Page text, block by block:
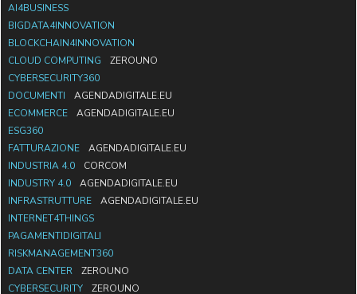
AI4BUSINESS
BIGDATA4INNOVATION
BLOCKCHAIN4INNOVATION
CLOUD COMPUTING
ZEROUNO
CYBERSECURITY360
DOCUMENTI
AGENDADIGITALE.EU
ECOMMERCE
AGENDADIGITALE.EU
ESG360
FATTURAZIONE
AGENDADIGITALE.EU
INDUSTRIA 4.0
CORCOM
INDUSTRY 4.0
AGENDADIGITALE.EU
INFRASTRUTTURE
AGENDADIGITALE.EU
INTERNET4THINGS
PAGAMENTIDIGITALI
RISKMANAGEMENT360
DATA CENTER
ZEROUNO
CYBERSECURITY
ZEROUNO